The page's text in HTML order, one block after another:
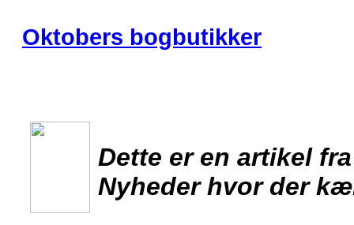
Oktobers bogbutikker
Dette er en artikel
Nyheder hvor der